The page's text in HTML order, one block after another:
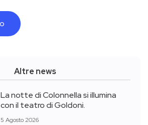
Altre news
La notte di Colonnella si illumina
con il teatro di Goldoni.
5 Agosto 2026